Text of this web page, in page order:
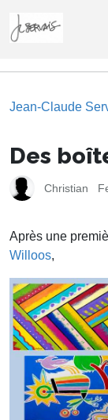
Jean-Claude
Des
Christian
Après une
Willoos,